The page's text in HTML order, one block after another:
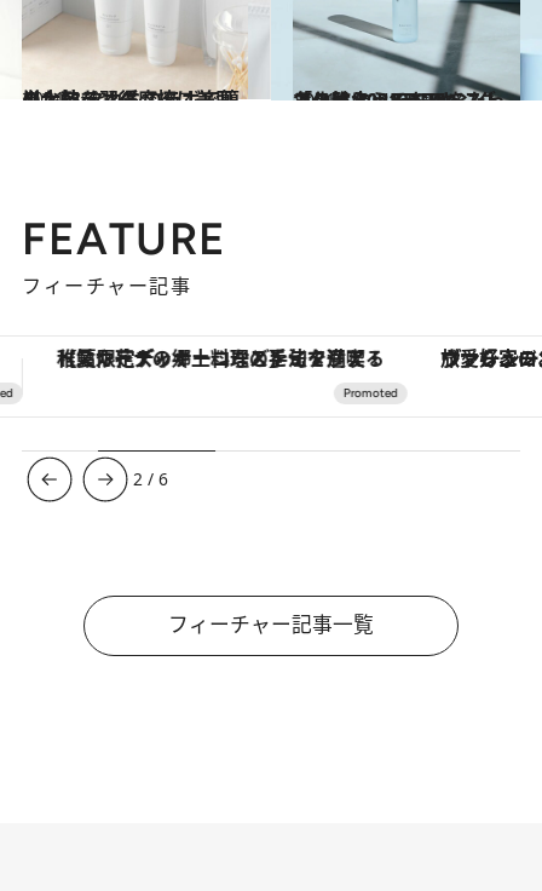
2021.3.7
クレンジング摩擦は美肌の大敵 タカミのラボで簡単な技を習得
ビューティ＆ヘルス 2021.12.14
冬の肌にうるおいをたっぷり注入！ CREAベストコスメ 2021ランキング 「化粧水」BEST5
ビューティ＆ヘルス
FEATURE
フィーチャー記事
ヴァシュロン・コンスタンタン「オーヴァーシーズ・オートマティック」。旅愛好家のお気に入りコレクションから、ジェンダーレスな新作が登場 【銀座で出合う最旬美容】美髪ケアや上質
3 /6
フィーチャー記事一覧